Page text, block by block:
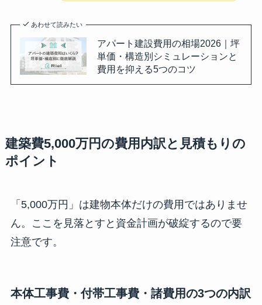
あわせて読みたい
アパート建設費用の相場2026｜坪
単価・構造別シミュレーションと
費用を抑える5つのコツ
建築費5,000万円の費用内訳と見積もりの
ポイント
「5,000万円」は建物本体だけの費用ではありませ
ん。ここを見落とすと資金計画が破綻するので要
注意です。
本体工事費・付帯工事費・諸費用の3つの内訳